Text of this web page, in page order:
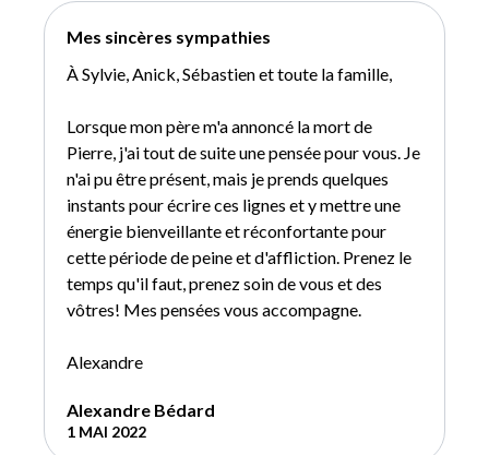
Mes sincères sympathies
À Sylvie, Anick, Sébastien et toute la famille,
Lorsque mon père m'a annoncé la mort de
Pierre, j'ai tout de suite une pensée pour vous. Je
n'ai pu être présent, mais je prends quelques
instants pour écrire ces lignes et y mettre une
énergie bienveillante et réconfortante pour
cette période de peine et d'affliction. Prenez le
temps qu'il faut, prenez soin de vous et des
vôtres! Mes pensées vous accompagne.
Alexandre
Alexandre Bédard
1 MAI 2022